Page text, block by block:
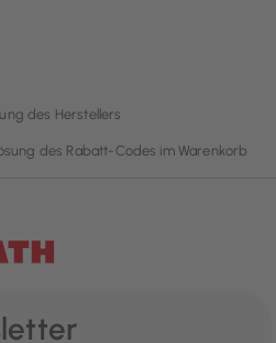
des Herstellers
des Rabatt-Codes im Warenkorb